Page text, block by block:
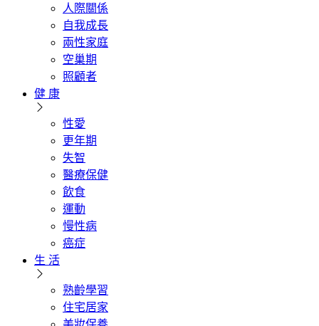
人際關係
自我成長
兩性家庭
空巢期
照顧者
健 康
性愛
更年期
失智
醫療保健
飲食
運動
慢性病
癌症
生 活
熟齡學習
住宅居家